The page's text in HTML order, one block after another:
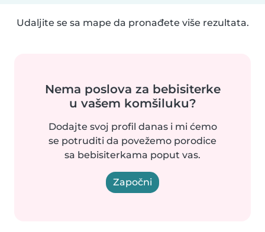
Udaljite se sa mape da pronađete više rezultata.
Nema poslova za bebisiterke
u vašem komšiluku?
Dodajte svoj profil danas i mi ćemo
se potruditi da povežemo porodice
sa bebisiterkama poput vas.
Započni